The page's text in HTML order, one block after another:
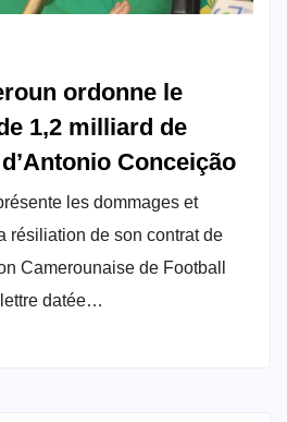
ordonne le
1,2 milliard de
Conceição
les dommages et
résiliation de son contrat de
Camerounaise de Football
datée…